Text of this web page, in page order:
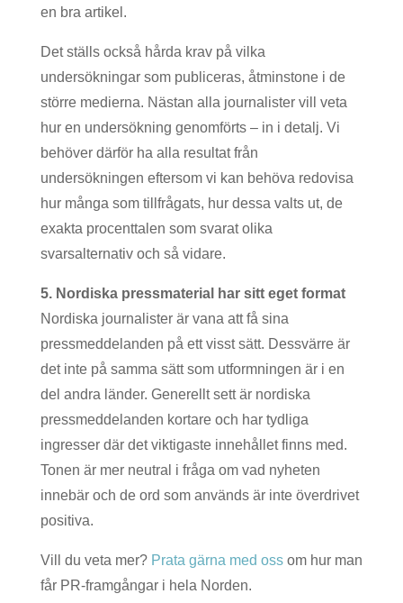
en bra artikel.
Det ställs också hårda krav på vilka
undersökningar som publiceras, åtminstone i de
större medierna. Nästan alla journalister vill veta
hur en undersökning genomförts – in i detalj. Vi
behöver därför ha alla resultat från
undersökningen eftersom vi kan behöva redovisa
hur många som tillfrågats, hur dessa valts ut, de
exakta procenttalen som svarat olika
svarsalternativ och så vidare.
5. Nordiska pressmaterial har sitt eget format
Nordiska journalister är vana att få sina
pressmeddelanden på ett visst sätt. Dessvärre är
det inte på samma sätt som utformningen är i en
del andra länder. Generellt sett är nordiska
pressmeddelanden kortare och har tydliga
ingresser där det viktigaste innehållet finns med.
Tonen är mer neutral i fråga om vad nyheten
innebär och de ord som används är inte överdrivet
positiva.
Vill du veta mer? Prata gärna med ossom hur man
får PR-framgångar i hela Norden.